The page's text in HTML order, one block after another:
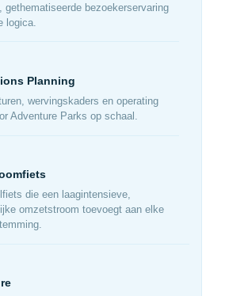
gethematiseerde bezoekerservaring
logica.
Planning
wervingskaders en operating
Adventure Parks op schaal.
die een laagintensieve,
omzetstroom toevoegt aan elke